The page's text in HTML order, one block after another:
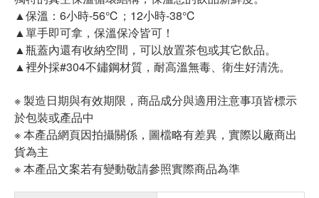
▲保溫：6小時-56℃；12小時-38℃
▲單手即可拿，保溫保冷皆可！
▲瓶蓋內還有收納空間，可以放置茶包或其它飲品。
▲裡外採#304不鏽鋼材質，耐高溫無毒、衛生好清洗。
※ 製造日期與有效期限，商品成分與適用注意事項皆標示
於包裝或產品中
※ 本產品網頁因拍攝關係，圖檔略有差異，實際以廠商出
貨為主
※ 本產品文案若有變動敬請參照實際商品為準